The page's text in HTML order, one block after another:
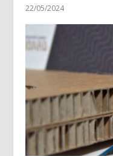
22/05/2024